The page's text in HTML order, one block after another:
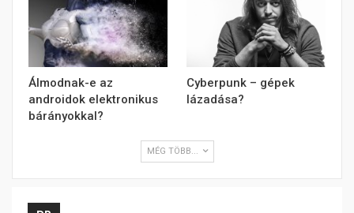
Álmodnak-e az
androidok elektronikus
bárányokkal?
Cyberpunk – gépek
lázadása?
MÉG TÖBB...